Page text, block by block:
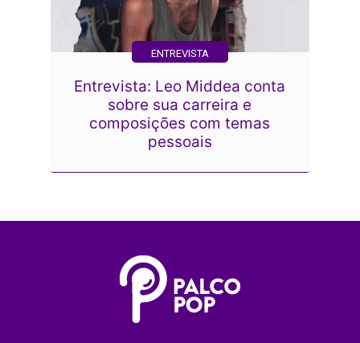
ENTREVISTA
Entrevista: Leo Middea conta
sobre sua carreira e
composições com temas
pessoais